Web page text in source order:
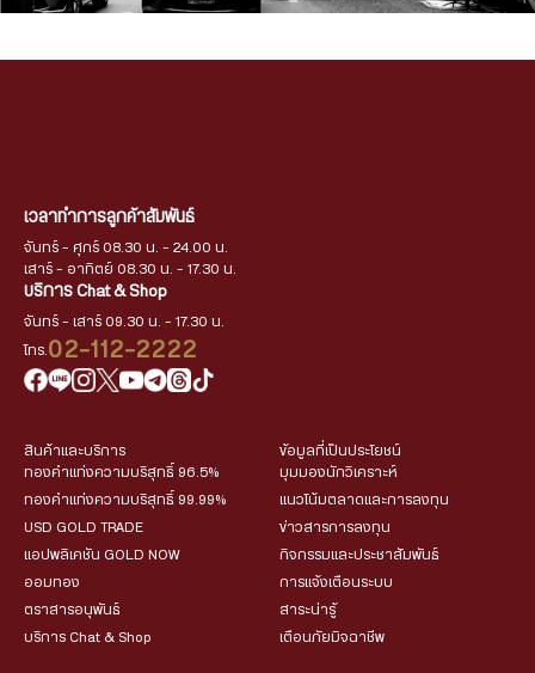
เวลาทำการลูกค้าสัมพันธ์
จันทร์ - ศุกร์ 08.30 น. - 24.00 น.
เสาร์ - อาทิตย์ 08.30 น. - 17.30 น.
บริการ Chat & Shop
จันทร์ - เสาร์ 09.30 น. - 17.30 น.
โทร. 02-112-2222
สินค้าและบริการ
ทองคำแท่งความบริสุทธิ์ 96.5%
ทองคำแท่งความบริสุทธิ์ 99.99%
USD GOLD TRADE
แอปพลิเคชัน GOLD NOW
ออมทอง
ตราสารอนุพันธ์
บริการ Chat & Shop
ข้อมูลที่เป็นประโยชน์
มุมมองนักวิเคราะห์
แนวโน้มตลาดและการลงทุน
ข่าวสารการลงทุน
กิจกรรมและประชาสัมพันธ์
การแจ้งเตือนระบบ
สาระน่ารู้
เตือนภัยมิจฉาชีพ